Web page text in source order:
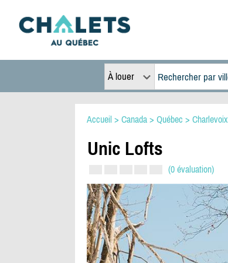
À louer
Accueil > Canada> Québec > Charlevoix
Unic Lofts
(0 évaluation)